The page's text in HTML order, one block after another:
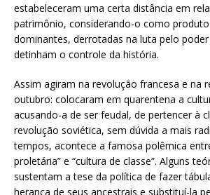
estabeleceram uma certa distância em
patrimônio, considerando-o como produto
dominantes, derrotadas na luta pelo
detinham o controle da história.
Assim agiram na revolução francesa e na
outubro: colocaram em quarentena a
acusando-a de ser feudal, de pertencer à
revolução soviética, sem dúvida a mais
tempos, acontece a famosa polêmica
proletária” e “cultura de classe”. Alguns
sustentam a tese da política de fazer
herança de seus ancestrais e substituí-la